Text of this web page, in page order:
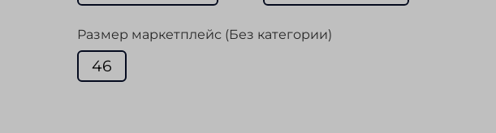
Размер маркетплейс (Без категории)
46